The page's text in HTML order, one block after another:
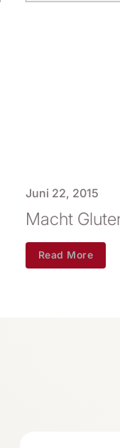
Juni 22, 2015
Macht
Read More